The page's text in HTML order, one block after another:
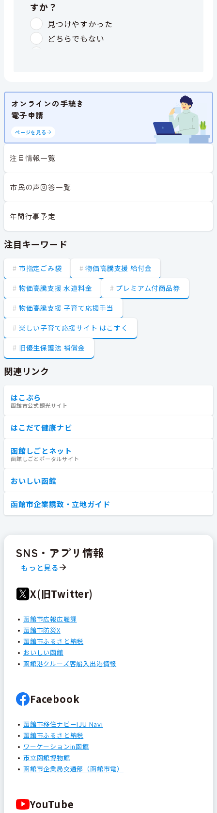
オンラインの手続き
電子申請
ページを見る
注目情報一覧
市民の声回答一覧
年間行事予定
注目キーワード
市指定ごみ袋 物価高騰支援 給付金
物価高騰支援 水道料金 プレミアム付商品券
物価高騰支援 子育て応援手当
楽しい子育て応援サイト はこすく
旧優生保護法 補償金
関連リンク
はこぶら
函館市公式観光サイト
はこだて健康ナビ
函館しごとネット
函館しごとポータルサイト
おいしい函館
函館市企業誘致・立地ガイド
SNS・アプリ情報
もっと見る
X(旧Twitter)
函館市広報広聴課
函館市防災X
函館市ふるさと納税
おいしい函館
函館港クルーズ客船入出港情報
Facebook
函館市移住ナビーIJU Navi
函館市ふるさと納税
ワーケーションin函館
市立函館博物館
函館市企業局交通部（函館市電）
YouTube